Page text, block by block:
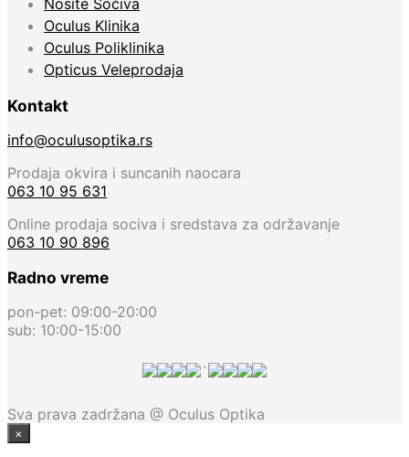
Oculus Klinika
Oculus Poliklinika
Opticus Veleprodaja
Kontakt
info@oculusoptika.rs
Prodaja okvira i suncanih naocara
063 10 95 631
Online prodaja sociva i sredstava za održavanje
063 10 90 896
Radno vreme
pon-pet: 09:00-20:00
sub: 10:00-15:00
`
Sva prava zadržana @ Oculus Optika
×